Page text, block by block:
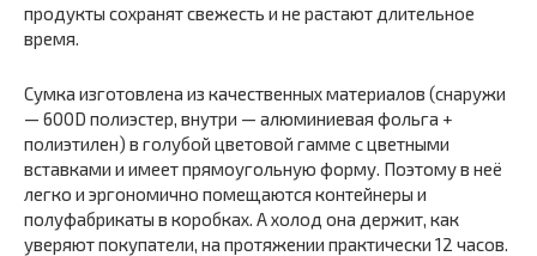
продукты сохранят свежесть и не растают длительное
время.
Сумка изготовлена из качественных материалов (снаружи
— 600D полиэстер, внутри — алюминиевая фольга +
полиэтилен) в голубой цветовой гамме с цветными
вставками и имеет прямоугольную форму. Поэтому в неё
легко и эргономично помещаются контейнеры и
полуфабрикаты в коробках. А холод она держит, как
уверяют покупатели, на протяжении практически 12 часов.